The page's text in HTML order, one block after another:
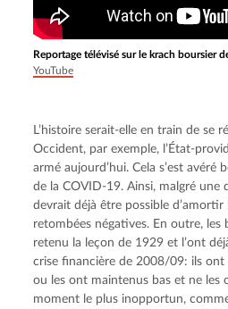
Reportage télévisé sur le krach boursier
YouTube
L’histoire serait-elle en train de se
Occident, par exemple, l’État-
armé aujourd’hui. Cela s’est avéré
de la COVID-19. Ainsi, malgré une
devrait déjà être possible d’amortir
retombées négatives. En outre,
retenu la leçon de 1929 et l’ont
crise financière de 2008/09: ils ont
ou les ont maintenus bas et ne les
moment le plus inopportun,